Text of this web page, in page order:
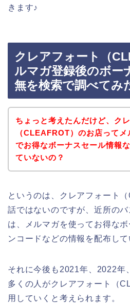
きます♪
クレアフォート（
ルマガ登録後のボー
無を検索で調べてみ
ちょっと考えたんだけど、ク
（CLEAFROT）のお店って
でお得なボーナスセール情報
ていないの？
というのは、クレアフォート
話ではないのですが、近所の
は、メルマガを使ってお得な
ンコードなどの情報を配布して
それに今後も2021年、2022年
多くの人がクレアフォート（
用していくと考えられます。